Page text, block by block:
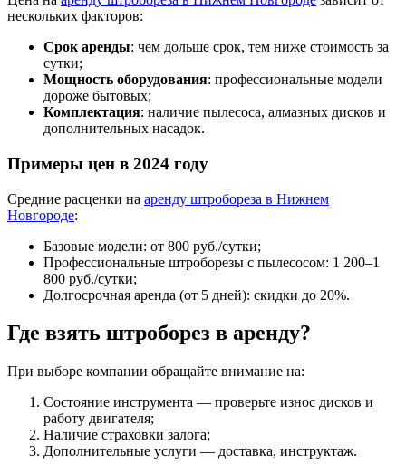
нескольких факторов:
Срок аренды: чем дольше срок, тем ниже стоимость за
сутки;
Мощность оборудования: профессиональные модели
дороже бытовых;
Комплектация: наличие пылесоса, алмазных дисков и
дополнительных насадок.
Примеры цен в 2024 году
Средние расценки на аренду штробореза в Нижнем
Новгороде:
Базовые модели: от 800 руб./сутки;
Профессиональные штроборезы с пылесосом: 1 200–1
800 руб./сутки;
Долгосрочная аренда (от 5 дней): скидки до 20%.
Где взять штроборез в аренду?
При выборе компании обращайте внимание на:
Состояние инструмента — проверьте износ дисков и
работу двигателя;
Наличие страховки залога;
Дополнительные услуги — доставка, инструктаж.